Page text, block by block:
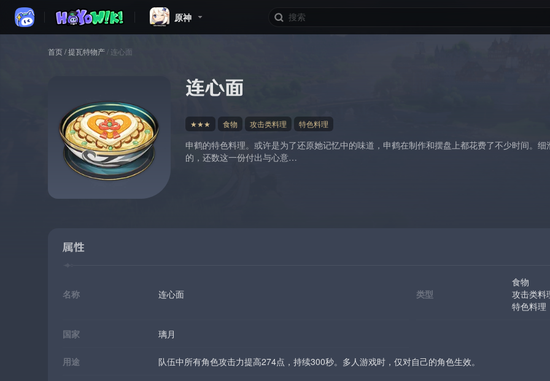
原神
首页/提瓦特物产/ 连心面
连心面
★★★ 食物 攻击类料理 特色料理
申鹤的特色料理。或许是为了还原她记忆中的味道，申鹤在制作和摆盘上都花费了不少时间。
的，还数这一份付出与心意…
属性
名称 连心面 类型
食物
攻击类料
特色料理
国家 璃月
用途 队伍中所有角色攻击力提高274点，持续300秒。多人游戏时，仅对自己的角色生效。